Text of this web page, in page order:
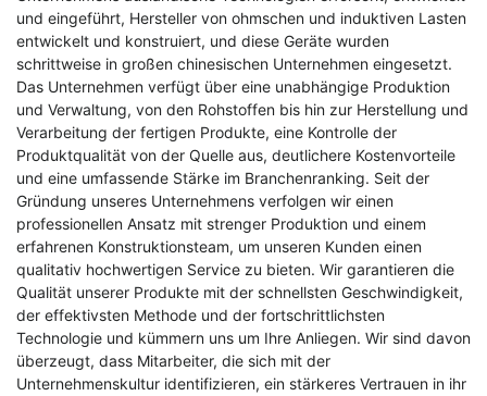
und eingeführt, Hersteller von ohmschen und induktiven Lasten
entwickelt und konstruiert, und diese Geräte wurden
schrittweise in großen chinesischen Unternehmen eingesetzt.
Das Unternehmen verfügt über eine unabhängige Produktion
und Verwaltung, von den Rohstoffen bis hin zur Herstellung und
Verarbeitung der fertigen Produkte, eine Kontrolle der
Produktqualität von der Quelle aus, deutlichere Kostenvorteile
und eine umfassende Stärke im Branchenranking. Seit der
Gründung unseres Unternehmens verfolgen wir einen
professionellen Ansatz mit strenger Produktion und einem
erfahrenen Konstruktionsteam, um unseren Kunden einen
qualitativ hochwertigen Service zu bieten. Wir garantieren die
Qualität unserer Produkte mit der schnellsten Geschwindigkeit,
der effektivsten Methode und der fortschrittlichsten
Technologie und kümmern uns um Ihre Anliegen. Wir sind davon
überzeugt, dass Mitarbeiter, die sich mit der
Unternehmenskultur identifizieren, ein stärkeres Vertrauen in ihr